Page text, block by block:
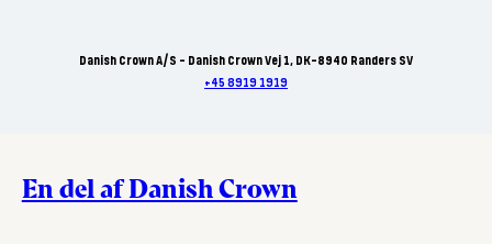
Danish Crown A/S - Danish Crown Vej 1, DK-8940 Randers SV
+45 8919 1919
En del af Danish Crown